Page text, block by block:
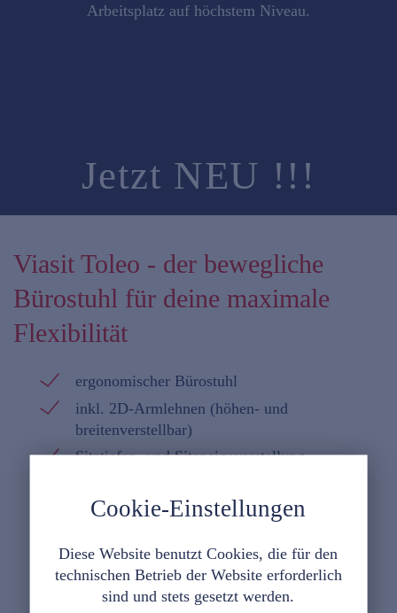
Arbeitsplatz auf höchstem Niveau.
Jetzt NEU !!!
Viasit Toleo - der bewegliche
Bürostuhl für deine maximale
Flexibilität
ergonomischer Bürostuhl
inkl. 2D-Armlehnen (höhen- und
breitenverstellbar)
Sitztiefen- und Sitzneigeverstellung
dynamisches, aktives Sitzen
Cookie-Einstellungen
Diese Website benutzt Cookies, die für den
technischen Betrieb der Website erforderlich
sind und stets gesetzt werden.